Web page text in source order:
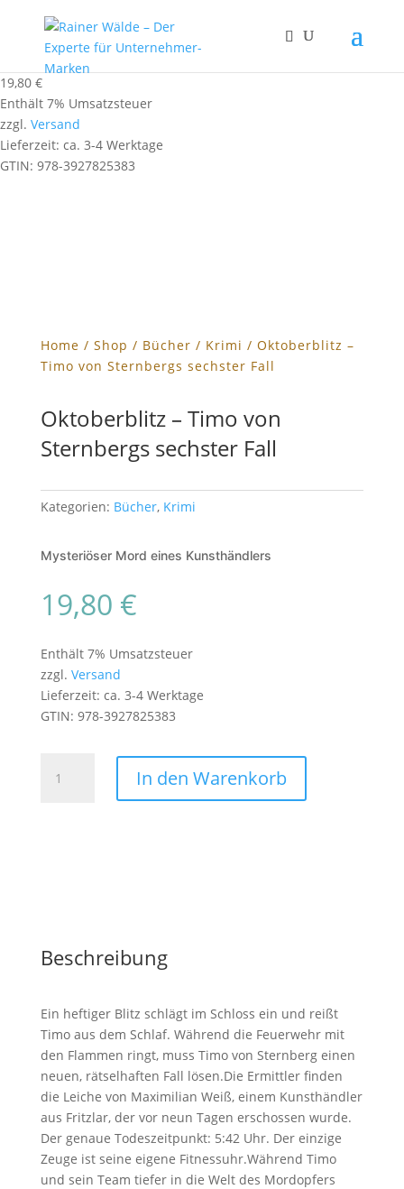
19,80 €
Enthält 7% Umsatzsteuer
zzgl. Versand
Lieferzeit: ca. 3-4 Werktage
GTIN: 978-3927825383
Home / Shop / Bücher / Krimi / Oktoberblitz –
Timo von Sternbergs sechster Fall
Oktoberblitz – Timo von
Sternbergs sechster Fall
Kategorien: Bücher, Krimi
Mysteriöser Mord eines Kunsthändlers
19,80 €
Enthält 7% Umsatzsteuer
zzgl. Versand
Lieferzeit: ca. 3-4 Werktage
GTIN: 978-3927825383
In den Warenkorb
Beschreibung
Ein heftiger Blitz schlägt im Schloss ein und reißt
Timo aus dem Schlaf. Während die Feuerwehr mit
den Flammen ringt, muss Timo von Sternberg einen
neuen, rätselhaften Fall lösen.Die Ermittler finden
die Leiche von Maximilian Weiß, einem Kunsthändler
aus Fritzlar, der vor neun Tagen erschossen wurde.
Der genaue Todeszeitpunkt: 5:42 Uhr. Der einzige
Zeuge ist seine eigene Fitnessuhr.Während Timo
und sein Team tiefer in die Welt des Mordopfers